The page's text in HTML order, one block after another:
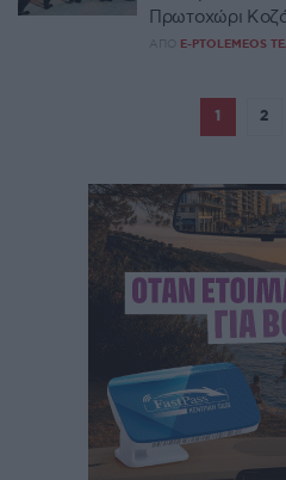
Πρωτοχώρι
ΑΠΌ E-PTOLEMEOS
1 2